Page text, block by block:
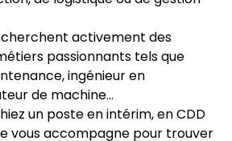
activement des
passionnants tels que
ingénieur en
de machine...
un poste en intérim, en CDD
vous accompagne pour trouver